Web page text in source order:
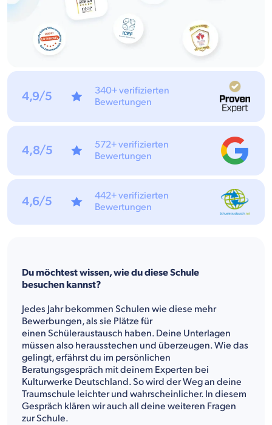
Du möchtest wissen, wie du diese Schule
besuchen kannst?
Jedes Jahr bekommen Schulen wie diese mehr
Bewerbungen, als sie Plätze für
einen Schüleraustausch haben. Deine Unterlagen
müssen also herausstechen und überzeugen. Wie das
gelingt, erfährst du im persönlichen
Beratungsgespräch mit deinem Experten bei
Kulturwerke Deutschland. So wird der Weg an deine
Traumschule leichter und wahrscheinlicher. In diesem
Gespräch klären wir auch all deine weiteren Fragen
zur Schule.
4,9/5
340+ verifizierten
Bewertungen
4,8/5
572+ verifizierten
Bewertungen
4,6/5
442+ verifizierten
Bewertungen